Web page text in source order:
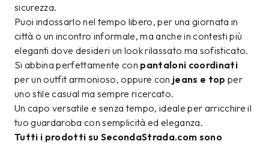
sicurezza.
Puoi indossarlo nel tempo libero, per una giornata in
città o un incontro informale, ma anche in contesti più
eleganti dove desideri un look rilassato ma sofisticato.
Si abbina perfettamente con pantaloni coordinati
per un outfit armonioso, oppure con jeans e top per
uno stile casual ma sempre ricercato.
Un capo versatile e senza tempo, ideale per arricchire il
tuo guardaroba con semplicità ed eleganza.
Tutti i prodotti su SecondaStrada.com sono